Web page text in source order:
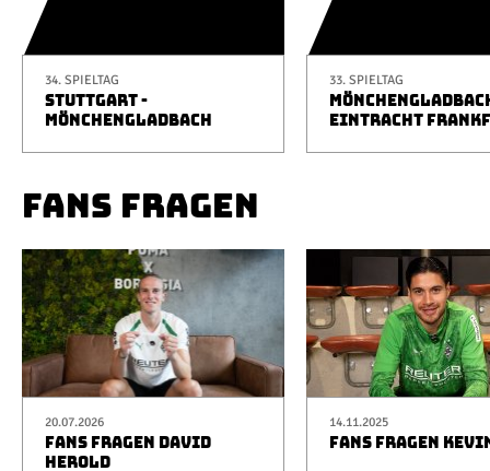
34. SPIELTAG
STUTTGART -
MÖNCHENGLADBACH
33. SPIELTAG
EINTRACHT
FANS FRAGEN
20.07.2026
FANS FRAGEN DAVID
HEROLD
14.11.2025
FANS FRAGEN